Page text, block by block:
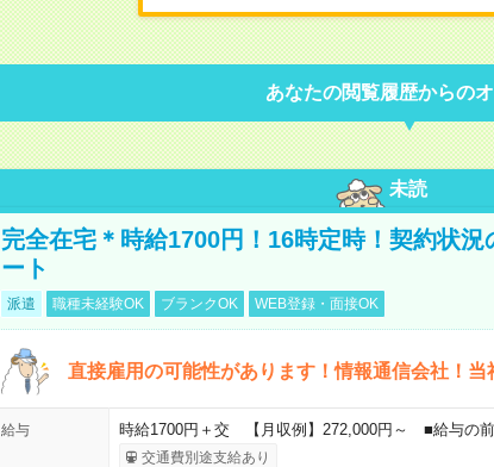
あなたの閲覧履歴からの
未読
完全在宅＊時給1700円！16時定時！契約状
ート
派遣 職種未経験OK ブランクOK WEB登録・面接OK
直接雇用の可能性があります！情報通信会社！当
給与 時給1700円＋交 【月収例】272,000円～ ■給与の前
交通費別途支給あり